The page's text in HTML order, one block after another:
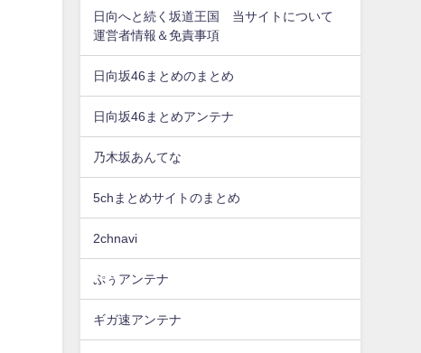
日向へと続く坂道王国 当サイトについて
運営者情報＆免責事項
日向坂46まとめのまとめ
日向坂46まとめアンテナ
乃木坂あんてな
5chまとめサイトのまとめ
2chnavi
ぷぅアンテナ
ギガ速アンテナ